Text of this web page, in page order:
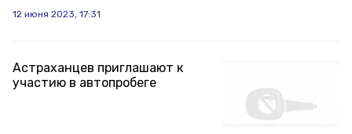
12 июня 2023, 17:31
Астраханцев приглашают к
участию в автопробеге